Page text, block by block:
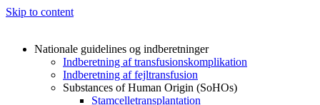
Skip to content
Nationale guidelines og indberetninger
Indberetning af transfusionskomplikation
Indberetning af fejltransfusion
Substances of Human Origin (SoHOs)
Stamcelletransplantation